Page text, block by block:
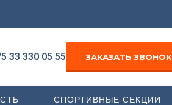
33 330 05 55 ЗАКАЗАТЬ ЗВОНОК
СПОРТИВНЫЕ СЕКЦИИ